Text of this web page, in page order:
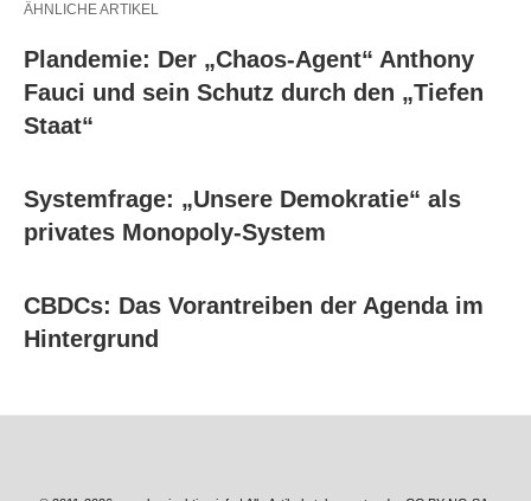
ÄHNLICHE ARTIKEL
Plandemie: Der „Chaos-Agent“ Anthony
Fauci und sein Schutz durch den „Tiefen
Staat“
Systemfrage: „Unsere Demokratie“ als
privates Monopoly-System
CBDCs: Das Vorantreiben der Agenda im
Hintergrund